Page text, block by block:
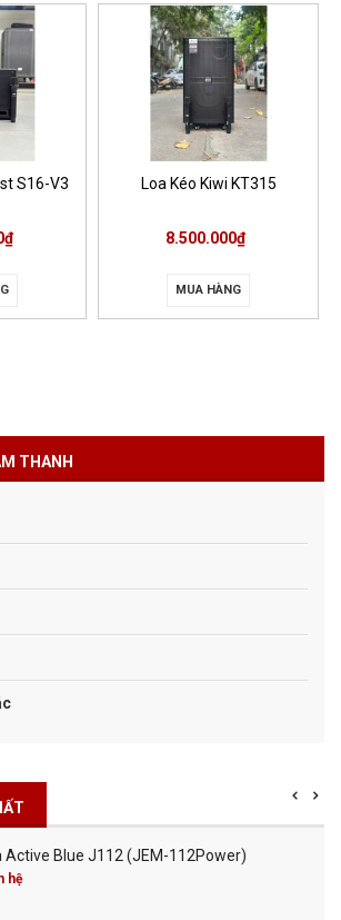
S16-V3 Loa Kéo Kiwi KT315
8.500.000₫
MUA HÀNG
THANH
Active Blue J112 (JEM-112Power)
hệ